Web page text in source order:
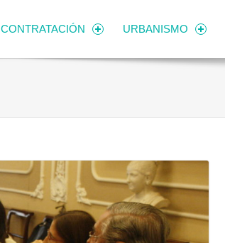
CONTRATACIÓN URBANISMO